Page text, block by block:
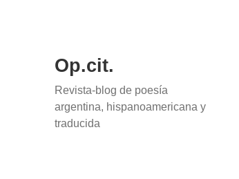
Op.cit.
Revista-blog de poesía
argentina, hispanoamericana y
traducida